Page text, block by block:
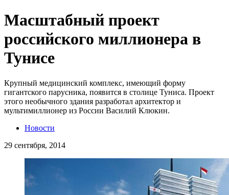
Масштабный проект
российского миллионера в
Тунисе
Крупный медицинский комплекс, имеющий форму
гигантского парусника, появится в столице Туниса. Проект
этого необычного здания разработал архитектор и
мультимиллионер из России Василий Клюкин.
Новости
29 сентября, 2014